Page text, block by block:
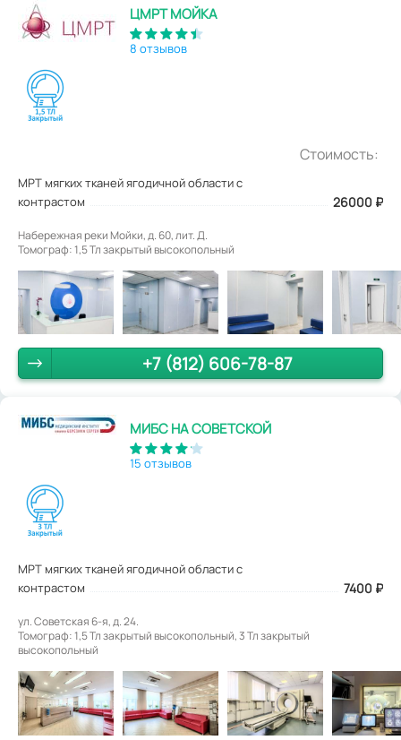
ЦМРТ МОЙКА
8 отзывов
Стоимость:
МРТ мягких тканей ягодичной области с
контрастом
26000 ₽
Набережная реки Мойки, д. 60, лит. Д.
Томограф: 1,5 Тл закрытый высокопольный
+7 (812) 606-78-87
МИБС НА СОВЕТСКОЙ
15 отзывов
МРТ мягких тканей ягодичной области с
контрастом
7400 ₽
ул. Советская 6-я, д. 24.
Томограф: 1,5 Тл закрытый высокопольный, 3 Тл закрытый
высокопольный